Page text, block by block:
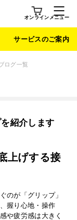
オンライン メニュー
サービスのご案内
ログ一覧
紹介します
上げする接
のが「グリップ」
握り心地・操作
や疲労感は大きく